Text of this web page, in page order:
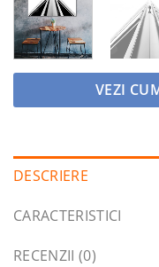
VEZI
DESCRIERE
CARACTERISTICI
RECENZII (0)